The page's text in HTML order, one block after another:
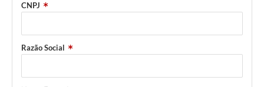
CNPJ
Razão Social